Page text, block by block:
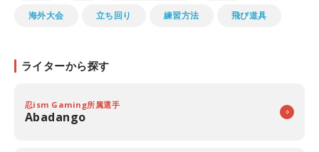
海外大会 立ち回り 練習方法 飛び道具
ライターから探す
忍ism Gaming所属選手
Abadango